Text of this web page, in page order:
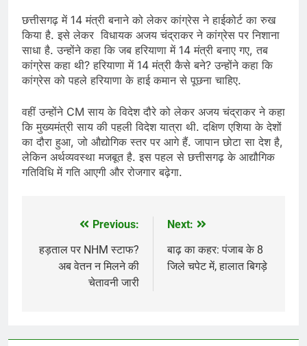
छत्तीसगढ़ में 14 मंत्री बनाने को लेकर कांग्रेस ने हाईकोर्ट का रुख
किया है. इसे लेकर विधायक अजय चंद्राकर ने कांग्रेस पर निशाना
साधा है. उन्होंने कहा कि जब हरियाणा में 14 मंत्री बनाए गए, तब
कांग्रेस कहा थी? हरियाणा में 14 मंत्री कैसे बने? उन्होंने कहा कि
कांग्रेस को पहले हरियाणा के हाई कमान से पूछना चाहिए.
वहीं उन्होंने CM साय के विदेश दौरे को लेकर अजय चंद्राकर ने कहा
कि मुख्यमंत्री साय की पहली विदेश यात्रा थी. दक्षिण एशिया के देशों
का दौरा हुआ, जो औद्योगिक स्तर पर आगे हैं. जापान छोटा सा देश है,
लेकिन अर्थव्यवस्था मजबूत है. इस पहल से छत्तीसगढ़ के आद्यौगिक
गतिविधि में गति आएगी और रोजगार बढ़ेगा.
navigation
Previous:
हड़ताल पर NHM स्टाफ?
अब वेतन न मिलने की
चेतावनी जारी
Next:
बाढ़ का कहर: पंजाब के 8
जिले चपेट में, हालात बिगड़े